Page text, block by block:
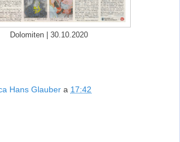
Dolomiten | 30.10.2020
Hans Glauber a 17:42